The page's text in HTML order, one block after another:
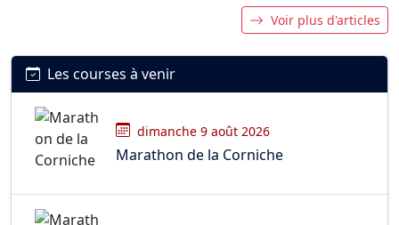
Voir plus d'articles
Les courses à venir
dimanche 9 août 2026
Marathon de la Corniche